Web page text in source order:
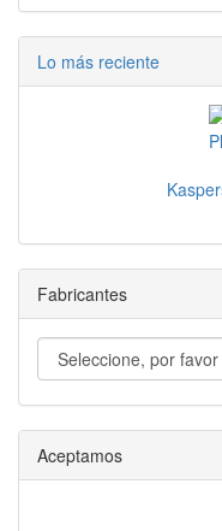
Lo más reciente
Fabricantes
Aceptamos